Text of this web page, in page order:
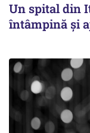
Un spital din
întâmpină și